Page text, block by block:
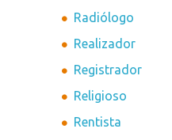
Radiólogo
Realizador
Registrador
Religioso
Rentista